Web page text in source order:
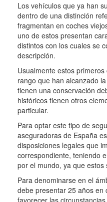
Los vehículos que ya han
dentro de una distinción
fragmentan en coches
uno de estos presentan
distintos con los cuales se
descripción.
Usualmente estos
rango que han alcanzado
tienen una conservación
históricos tienen otros
particular.
Para optar este tipo de
aseguradoras de España
disposiciones legales que
correspondiente, teniendo
por el mundo, ya que estos
Para denominarse en el
debe presentar 25 años en